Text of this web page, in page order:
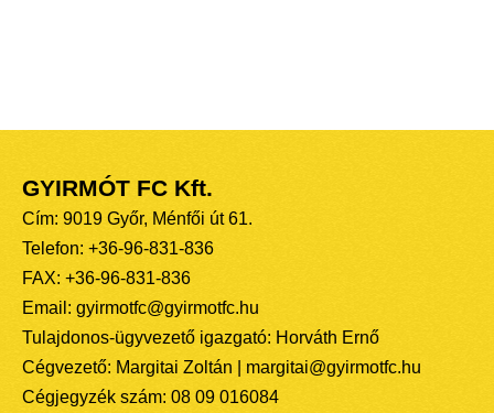
GYIRMÓT FC Kft.
Cím: 9019 Győr, Ménfői út 61.
Telefon: +36-96-831-836
FAX: +36-96-831-836
Email: gyirmotfc@gyirmotfc.hu
Tulajdonos-ügyvezető igazgató: Horváth Ernő
Cégvezető: Margitai Zoltán | margitai@gyirmotfc.hu
Cégjegyzék szám: 08 09 016084